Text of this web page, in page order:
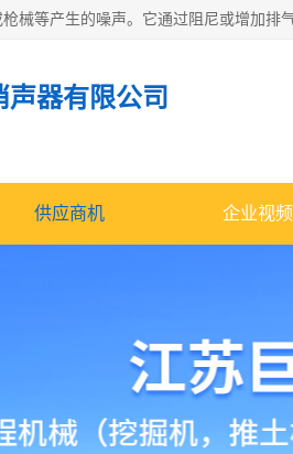
声器有限公司
供应商机 企业视频